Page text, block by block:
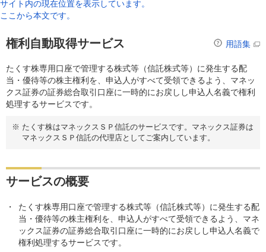
サイト内の現在位置を表示しています。
ここから本文です。
権利自動取得サービス 用語集
たくす株専用口座で管理する株式等（信託株式等）に発生する配
当・優待等の株主権利を、申込人がすべて受領できるよう、マネッ
クス証券の証券総合取引口座に一時的にお戻しし申込人名義で権利
処理するサービスです。
※ たくす株はマネックスＳＰ信託のサービスです。マネックス証券は
マネックスＳＰ信託の代理店としてご案内しています。
サービスの概要
たくす株専用口座で管理する株式等（信託株式等）に発生する配
当・優待等の株主権利を、申込人がすべて受領できるよう、マネ
ックス証券の証券総合取引口座に一時的にお戻しし申込人名義で
権利処理するサービスです。